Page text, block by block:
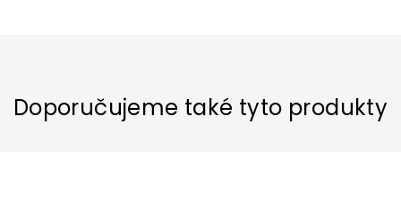
Doporučujeme také tyto produkty